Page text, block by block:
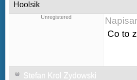
Hoolsik
Unregistered
Co to
Stefan Krol Zydowski